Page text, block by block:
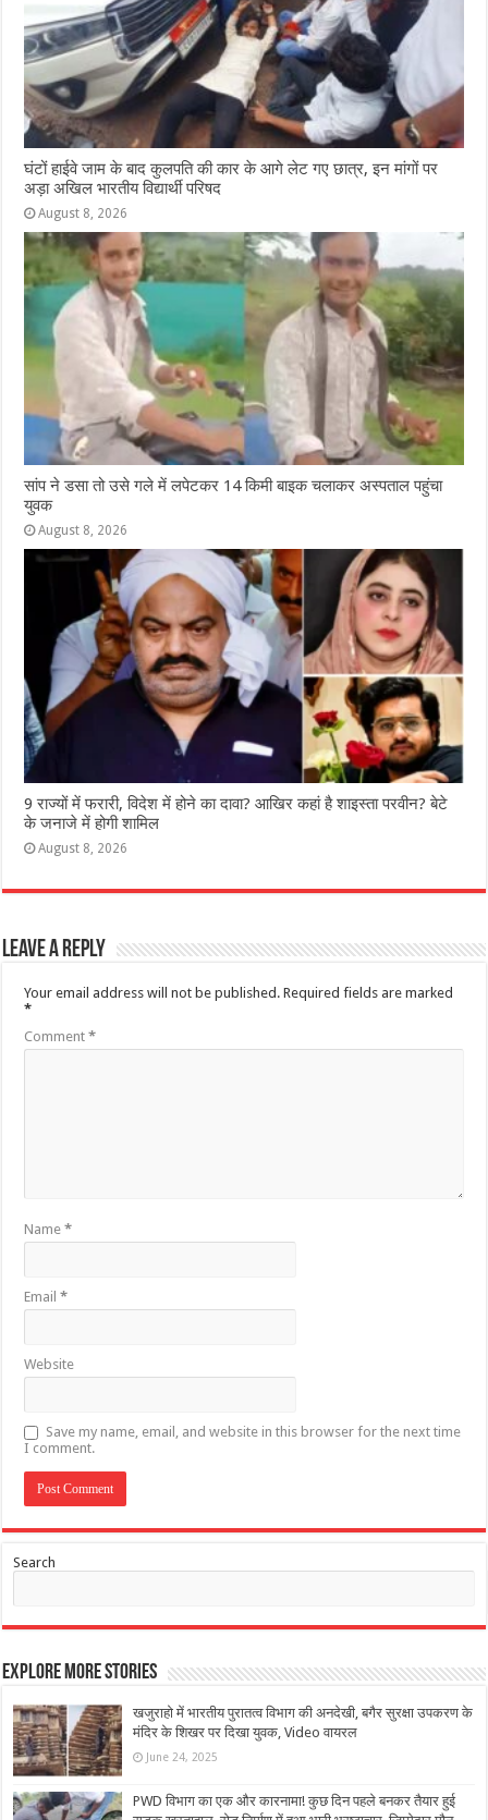
घंटों हाईवे जाम के बाद कुलपति की कार के आगे लेट गए छात्र, इन मांगों पर
अड़ा अखिल भारतीय विद्यार्थी परिषद
August 8, 2026
सांप ने डसा तो उसे गले में लपेटकर 14 किमी बाइक चलाकर अस्पताल पहुंचा
युवक
August 8, 2026
9 राज्‍यों में फरारी, व‍िदेश में होने का दावा? आख‍िर कहां है शाइस्‍ता परवीन? बेटे
के जनाजे में होगी शामिल
August 8, 2026
Leave a Reply
Your email address will not be published. Required fields are marked
*
Comment*
Name*
Email*
Website
Save my name, email, and website in this browser for the next time
I comment.
Search
Explore More Stories
खजुराहो में भारतीय पुरातत्व विभाग की अनदेखी, बगैर सुरक्षा उपकरण के
मंदिर के शिखर पर दिखा युवक, Video वायरल
June 24, 2025
PWD विभाग का एक और कारनामा! कुछ दिन पहले बनकर तैयार हुई